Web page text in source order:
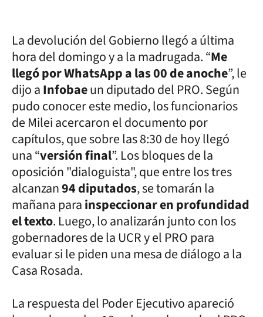
La devolución del Gobierno llegó a última
hora del domingo y a la madrugada. “Me
llegó por WhatsApp a las 00 de anoche”, le
dijo aInfobaeun diputado del PRO. Según
pudo conocer este medio, los funcionarios
de Milei acercaron el documento por
capítulos, que sobre las 8:30 de hoy llegó
una “versión final”. Los bloques de la
oposición "dialoguista", que entre los tres
alcanzan94 diputados, se tomarán la
mañana parainspeccionar en profundidad
el texto. Luego, lo analizarán junto con los
gobernadores de la UCR y el PRO para
evaluar si le piden una mesa de diálogo a la
Casa Rosada.
La respuesta del Poder Ejecutivo apareció